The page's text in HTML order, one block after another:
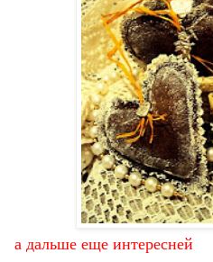
а дальше еще интересней